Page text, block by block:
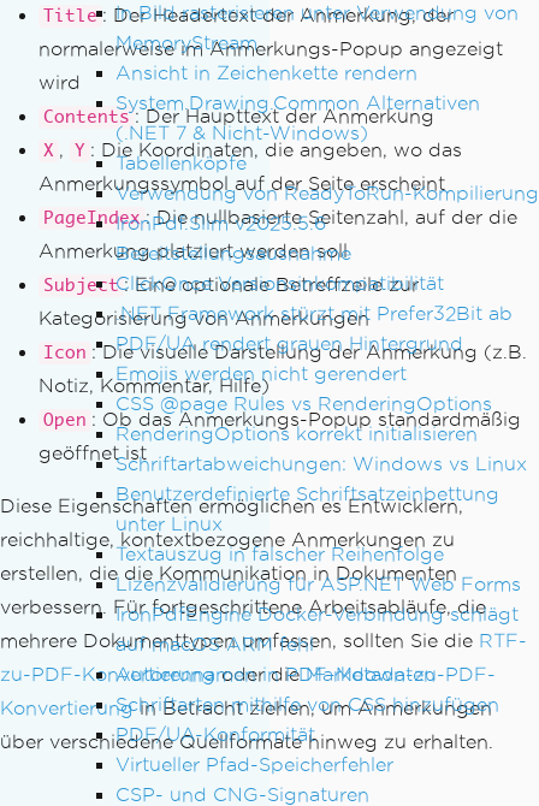
In Bild rasterisieren unter Verwendung von
MemoryStream
Ansicht in Zeichenkette rendern
System.Drawing.Common Alternativen
(.NET 7 & Nicht-Windows)
Tabellenköpfe
Verwendung von ReadyToRun-Kompilierung
IronPdf.Slim v2025.5.6
Bereitstellungsausnahme
ClickOnce Versionsinkompatibilität
.NET Framework stürzt mit Prefer32Bit ab
PDF/UA rendert grauen Hintergrund
Emojis werden nicht gerendert
CSS @page Rules vs RenderingOptions
RenderingOptions korrekt initialisieren
Schriftartabweichungen: Windows vs Linux
Benutzerdefinierte Schriftsatzeinbettung
unter Linux
Textauszug in falscher Reihenfolge
Lizenzvalidierung für ASP.NET Web Forms
IronPdfEngine Docker-Verbindung schlägt
auf macOS ARM fehl
Autorennamen in PDF-Metadaten
Schriftarten mithilfe von CSS hinzufügen
PDF/UA-Konformität
Virtueller Pfad-Speicherfehler
CSP- und CNG-Signaturen
Title : Der Headertext der Anmerkung, der
normalerweise im Anmerkungs-Popup angezeigt
wird
Contents : Der Haupttext der Anmerkung
X , Y : Die Koordinaten, die angeben, wo das
Anmerkungssymbol auf der Seite erscheint
PageIndex : Die nullbasierte Seitenzahl, auf der die
Anmerkung platziert werden soll
Subject : Eine optionale Betreffzeile zur
Kategorisierung von Anmerkungen
Icon : Die visuelle Darstellung der Anmerkung (z.B.
Notiz, Kommentar, Hilfe)
Open : Ob das Anmerkungs-Popup standardmäßig
geöffnet ist
Diese Eigenschaften ermöglichen es Entwicklern,
reichhaltige, kontextbezogene Anmerkungen zu
erstellen, die die Kommunikation in Dokumenten
verbessern. Für fortgeschrittene Arbeitsabläufe, die
mehrere Dokumenttypen umfassen, sollten Sie die RTF-
zu-PDF-Konvertierungoder dieMarkdown-zu-PDF-
Konvertierungin Betracht ziehen, um Anmerkungen
über verschiedene Quellformate hinweg zu erhalten.